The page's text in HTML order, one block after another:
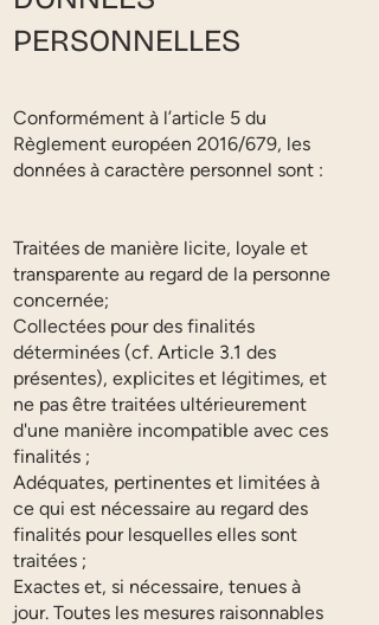
PERSONNELLES
Conformément à l’article 5 du
Règlement européen 2016/679, les
données à caractère personnel sont :
Traitées de manière licite, loyale et
transparente au regard de la personne
concernée;
Collectées pour des finalités
déterminées (cf. Article 3.1 des
présentes), explicites et légitimes, et
ne pas être traitées ultérieurement
d'une manière incompatible avec ces
finalités ;
Adéquates, pertinentes et limitées à
ce qui est nécessaire au regard des
finalités pour lesquelles elles sont
traitées ;
Exactes et, si nécessaire, tenues à
jour. Toutes les mesures raisonnables